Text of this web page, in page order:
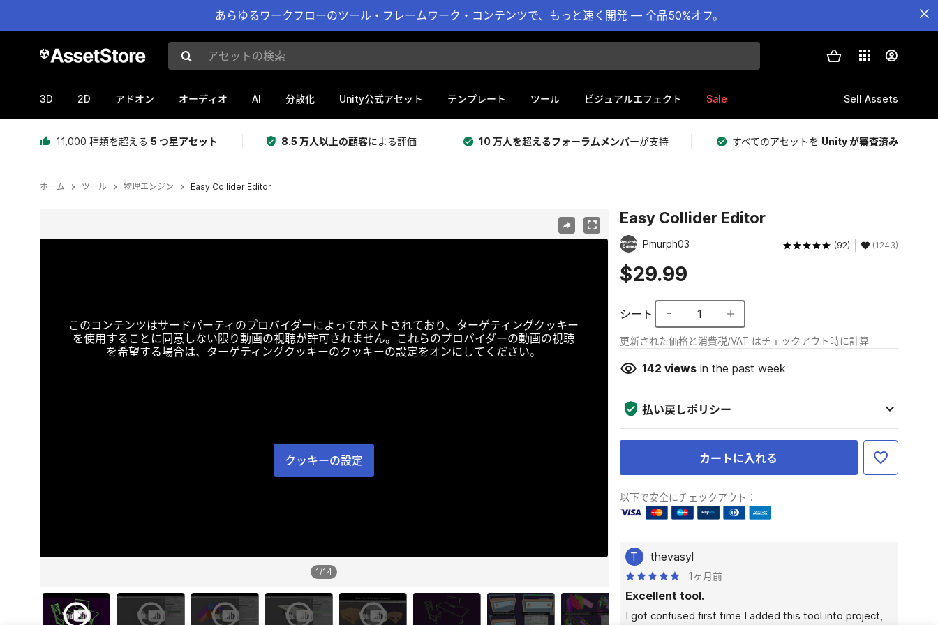
あらゆるワークフローのツール・フレームワーク・コンテンツで、もっと速く開発 — 全品50%オフ。
アセットの検索
3D 2D アドオン オーディオ AI 分散化 Unity公式アセット テンプレート ツール ビジュアルエフェクト Sale Sell Assets
11,000 種類を超える 5 つ星アセット 8.5 万人以上の顧客による評価 10 万人を超えるフォーラムメンバーが支持 すべてのアセットを Unity が審査済み
ホーム ツール 物理エンジン Easy Collider Editor
このコンテンツはサードパーティのプロバイダーによってホストされており、ターゲティングクッキー
を使用することに同意しない限り動画の視聴が許可されません。これらのプロバイダーの動画の視聴
を希望する場合は、ターゲティングクッキーのクッキーの設定をオンにしてください。
クッキーの設定
1/14
Easy Collider Editor
Pmurph03 (92) (1243)
$29.99
シート 1
更新された価格と消費税/VAT はチェックアウト時に計算
142 viewsin the past week
払い戻しポリシー
カートに入れる
以下で安全にチェックアウト：
T thevasyl
1ヶ月前
Excellent tool.
I got confused first time I added this tool into project,